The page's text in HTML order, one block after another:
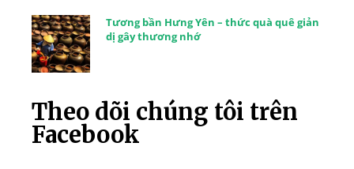
Tương bần Hưng Yên – thức quà quê giản
dị gây thương nhớ
Theo dõi chúng tôi trên
Facebook